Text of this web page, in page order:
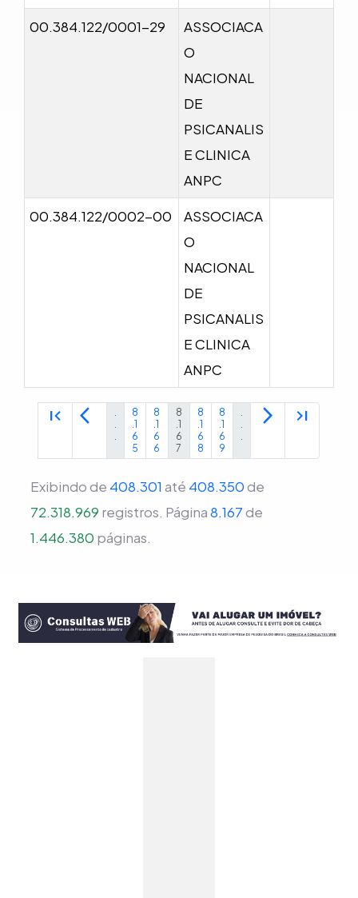
00.384.122/0001-29
ASSOCIACA
O
NACIONAL
DE
PSICANALIS
E CLINICA
ANPC
00.384.122/0002-00
ASSOCIACA
O
NACIONAL
DE
PSICANALIS
E CLINICA
ANPC
first_page arrow_back_ios
.
.
.
8
.1
6
5
8
.1
6
6
8
.1
6
7
8
.1
6
8
8
.1
6
9
.
.
.
arrow_forward_ios last_page
Exibindo de 408.301 até 408.350de
72.318.969 registros. Página8.167de
1.446.380 páginas.